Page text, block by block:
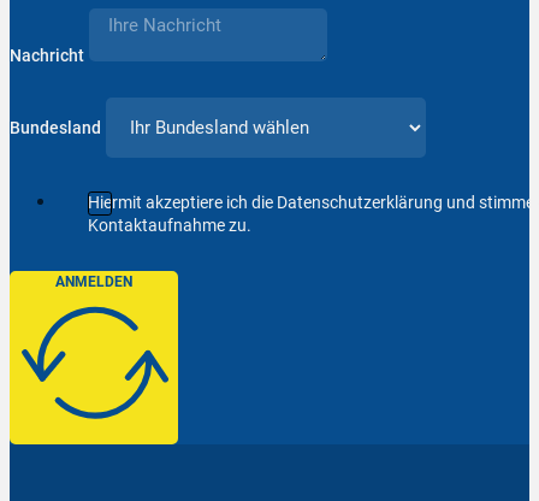
Nachricht
Bundesland
Hiermit akzeptiere ich die Datenschutzerklärung und
Kontaktaufnahme zu.
ANMELDEN